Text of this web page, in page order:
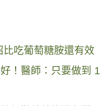
吃葡萄糖胺還有效
！醫師：只要做到 1